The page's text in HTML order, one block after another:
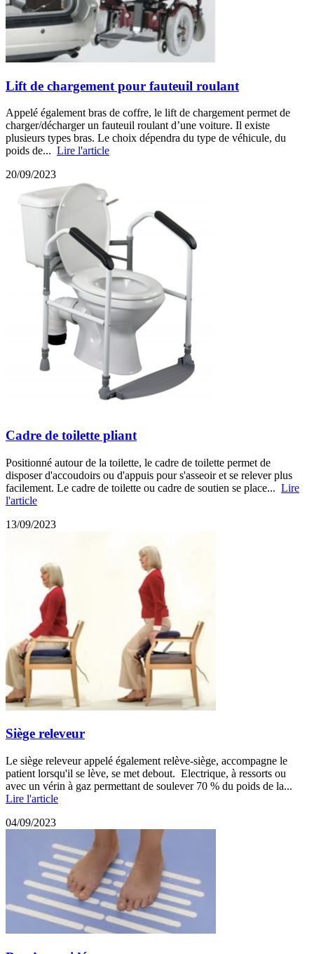
Lift de chargement pour fauteuil roulant
Appelé également bras de coffre, le lift de chargement permet de
charger/décharger un fauteuil roulant d’une voiture. Il existe
plusieurs types bras. Le choix dépendra du type de véhicule, du
poids de... Lire l'article
20/09/2023
Cadre de toilette pliant
Positionné autour de la toilette, le cadre de toilette permet de
disposer d'accoudoirs ou d'appuis pour s'asseoir et se relever plus
facilement. Le cadre de toilette ou cadre de soutien se place... Lire
l'article
13/09/2023
Siège releveur
Le siège releveur appelé également relève-siège, accompagne le
patient lorsqu'il se lève, se met debout. Electrique, à ressorts ou
avec un vérin à gaz permettant de soulever 70 % du poids de la...
Lire l'article
04/09/2023